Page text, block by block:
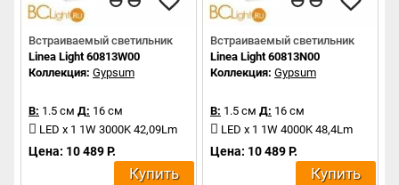
Встраиваемый светильник
Linea Light 60813W00
Коллекция: Gypsum
В: 1.5 см Д: 16 см
LED x 1 1W 3000K 42,09Lm
Цена: 10 489 Р.
Купить
Встраиваемый светильник
Linea Light 60813N00
Коллекция: Gypsum
В: 1.5 см Д: 16 см
LED x 1 1W 4000K 48,4Lm
Цена: 10 489 Р.
Купить